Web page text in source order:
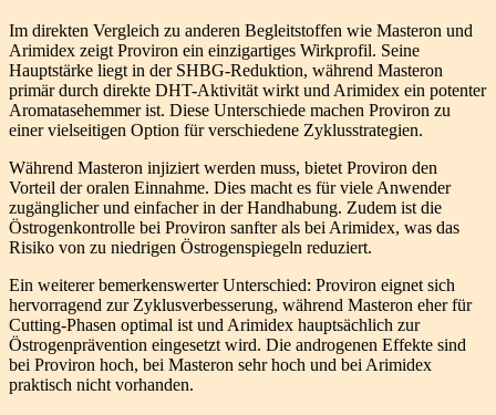
Im direkten Vergleich zu anderen Begleitstoffen wie Masteron und
Arimidex zeigt Proviron ein einzigartiges Wirkprofil. Seine
Hauptstärke liegt in der SHBG-Reduktion, während Masteron
primär durch direkte DHT-Aktivität wirkt und Arimidex ein potenter
Aromatasehemmer ist. Diese Unterschiede machen Proviron zu
einer vielseitigen Option für verschiedene Zyklusstrategien.
Während Masteron injiziert werden muss, bietet Proviron den
Vorteil der oralen Einnahme. Dies macht es für viele Anwender
zugänglicher und einfacher in der Handhabung. Zudem ist die
Östrogenkontrolle bei Proviron sanfter als bei Arimidex, was das
Risiko von zu niedrigen Östrogenspiegeln reduziert.
Ein weiterer bemerkenswerter Unterschied: Proviron eignet sich
hervorragend zur Zyklusverbesserung, während Masteron eher für
Cutting-Phasen optimal ist und Arimidex hauptsächlich zur
Östrogenprävention eingesetzt wird. Die androgenen Effekte sind
bei Proviron hoch, bei Masteron sehr hoch und bei Arimidex
praktisch nicht vorhanden.